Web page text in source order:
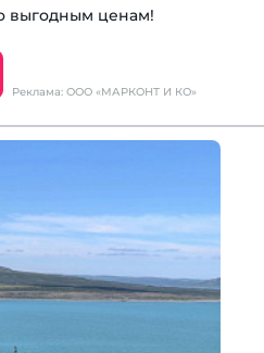
выгодным ценам!
Реклама: ООО «МАРКОНТ И КО»